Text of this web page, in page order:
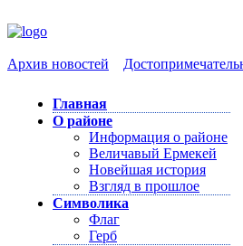
Архив новостей
Главная
О районе
Информация о районе
Величавый Ермекей
Новейшая история
Взгляд в прошлое
Символика
Флаг
Герб